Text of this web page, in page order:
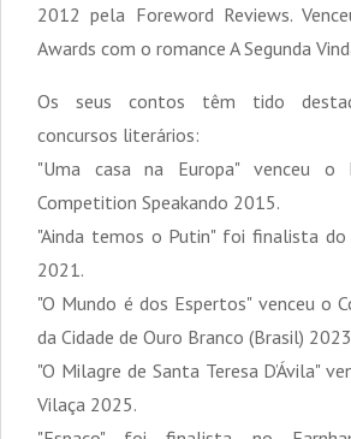
2012 pela Foreword Reviews.
Awards com o romance A Segunda
Os seus contos têm tido
concursos literários:
"Uma casa na Europa" venceu o
Competition Speakando 2015.
"Ainda temos o Putin" foi finalista do
2021.
"O Mundo é dos Espertos" venceu o
da Cidade de Ouro Branco (Brasil)
"O Milagre de Santa Teresa D’Ávila"
Vilaça 2025.